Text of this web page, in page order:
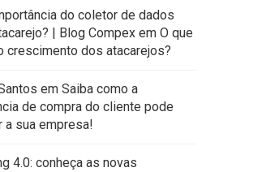
do coletor de dados
| Blog Compex em O que
crescimento dos atacarejos?
em Saiba como a
de compra do cliente pode
a sua empresa!
4.0: conheça as novas